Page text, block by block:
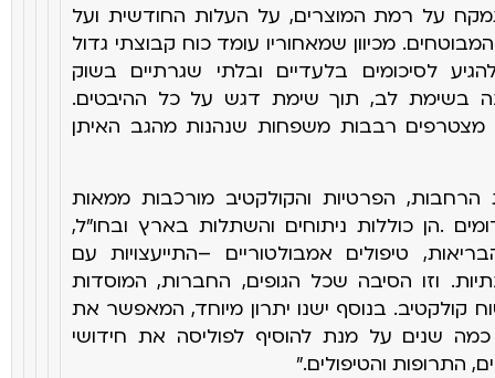
על רמת המוצרים, על העלות החודשית ועל
המבוטחים. מכיוון שמאחוריו עומד כוח קבוצתי גדול
לסיכומים בלעדיים ובלתי שגרתיים בשוק
בשימת לב, תוך שימת דגש על כל ההיבטים.
מצטרפים רבבות משפחות שנהנות מהגב האיתן
הרחבות, הפרטיות והקולקטיב מורכבות ממאות
.הן כוללות ניתוחים והשתלות בארץ ובחו"ל,
טיפולים אמבולטוריים –התייעצויות עם
וזו הסיבה שכל הגופים, החברות, המוסדות
קולקטיב. בנוסף ישנו יתרון מיוחד, המאפשר את
כמה שנים עלמנת להוסיף לפוליסה את חידושי
התרופות והטיפולים".